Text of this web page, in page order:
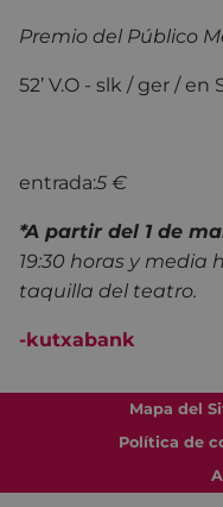
Premio del Público
52’ V.O - slk / ger / en
entrada:5 €
*A partir del 1 de
19:30 horas y media
taquilla del teatro.
-kutxabank
Mapa del
Política de